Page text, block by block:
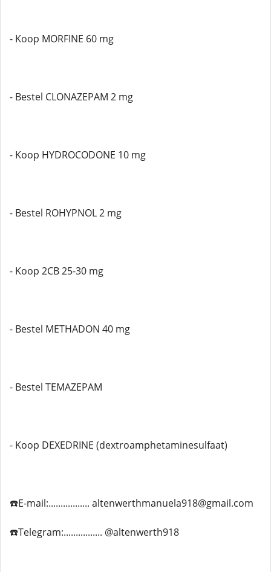
- Koop MORFINE 60 mg
- Bestel CLONAZEPAM 2 mg
- Koop HYDROCODONE 10 mg
- Bestel ROHYPNOL 2 mg
- Koop 2CB 25-30 mg
- Bestel METHADON 40 mg
- Bestel TEMAZEPAM
- Koop DEXEDRINE (dextroamphetaminesulfaat)
☎️E-mail:................. altenwerthmanuela918@gmail.com
☎️Telegram:................ @altenwerth918